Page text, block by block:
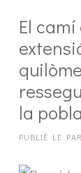
El
la
PUBLIÉ LE PAR